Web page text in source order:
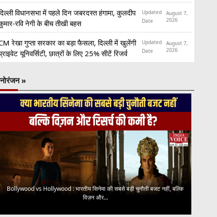
विधानसभा में पहले दिन जबरदस्त हंगामा, कुलदीप
रवि नेगी के बीच तीखी बहस
Updated
Date
August 7,
2026
रेखा गुप्ता सरकार का बड़ा फैसला, दिल्ली में खुलेंगी
यूनिवर्सिटी, छात्रों के लिए 25% सीटें रिजर्व
Updated
Date
August 7,
2026
»
Bollywood vs Hollywood : भारतीय सिनेमा की सबसे बड़ी चुनौती बजट नहीं, बल्कि
विज़न और...